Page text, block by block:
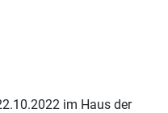
im Haus der